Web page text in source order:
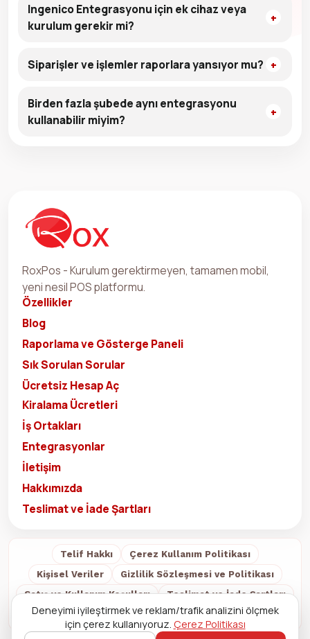
Ingenico Entegrasyonu için ek cihaz veya
kurulum gerekir mi?
Siparişler ve işlemler raporlara yansıyor mu?
Birden fazla şubede aynı entegrasyonu
kullanabilir miyim?
RoxPos - Kurulum gerektirmeyen, tamamen mobil,
yeni nesil POS platformu.
Özellikler
Blog
Raporlama ve Gösterge Paneli
Sık Sorulan Sorular
Ücretsiz Hesap Aç
Kiralama Ücretleri
İş Ortakları
Entegrasyonlar
İletişim
Hakkımızda
Teslimat ve İade Şartları
Telif Hakkı
Çerez Kullanım Politikası
Kişisel Veriler
Gizlilik Sözleşmesi ve Politikası
Satış ve Kullanım Koşulları
Teslimat ve İade Şartları
Hakkımızda
Deneyimi iyileştirmek ve reklam/trafik analizini ölçmek
için çerez kullanıyoruz. Çerez Politikası